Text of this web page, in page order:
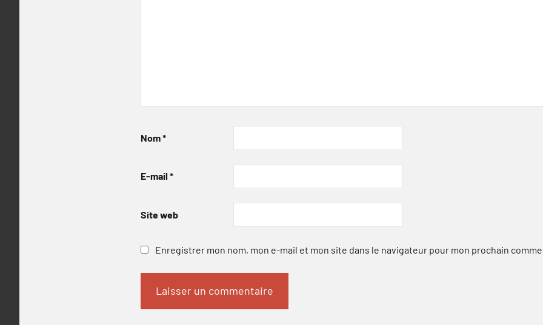
Nom*
E-mail *
Site web
Enregistrer mon nom, mon e-mail et mon site dans le navigateur pour mon prochain